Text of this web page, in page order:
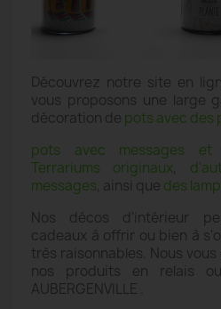
Découvrez notre site en
vous proposons une large
décoration de pots avec des
pots avec messages et
Terrariums originaux,
messages, ainsi que des
Nos décos d'intérieur
cadeaux à offrir ou bien à
très raisonnables. Nous
nos produits en relais
AUBERGENVILLE .